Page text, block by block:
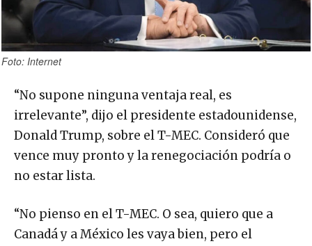
Foto: Internet
“No supone ninguna ventaja real, es
irrelevante”, dijo el presidente estadounidense,
Donald Trump, sobre el T-MEC. Consideró que
vence muy pronto y la renegociación podría o
no estar lista.
“No pienso en el T-MEC. O sea, quiero que a
Canadá y a México les vaya bien, pero el